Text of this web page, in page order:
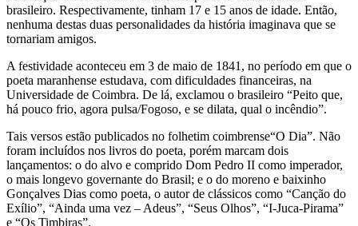
brasileiro. Respectivamente, tinham 17 e 15 anos de idade. Então,
nenhuma destas duas personalidades da história imaginava que se
tornariam amigos.
A festividade aconteceu em 3 de maio de 1841, no período em que o
poeta maranhense estudava, com dificuldades financeiras, na
Universidade de Coimbra. De lá, exclamou o brasileiro “Peito que,
há pouco frio, agora pulsa/Fogoso, e se dilata, qual o incêndio”.
Tais versos estão publicados no folhetim coimbrense“O Dia”. Não
foram incluídos nos livros do poeta, porém marcam dois
lançamentos: o do alvo e comprido Dom Pedro II como imperador,
o mais longevo governante do Brasil; e o do moreno e baixinho
Gonçalves Dias como poeta, o autor de clássicos como “Canção do
Exílio”, “Ainda uma vez – Adeus”, “Seus Olhos”, “I-Juca-Pirama”
e “Os Timbiras”.